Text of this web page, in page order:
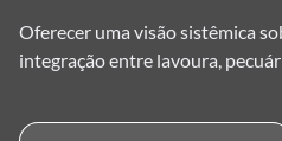
Oferecer uma visão sistêmica
integração entre lavoura,